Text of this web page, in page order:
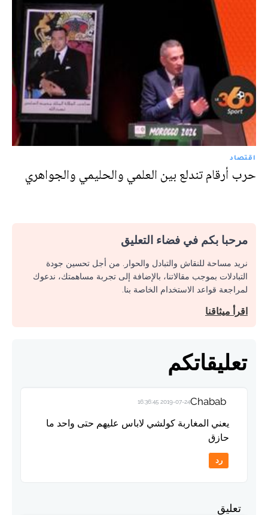
اقتصاد
حرب أرقام تندلع بين العلمي والحليمي والجواهري
مرحبا بكم في فضاء التعليق
نريد مساحة للنقاش والتبادل والحوار. من أجل تحسين جودة
التبادلات بموجب مقالاتنا، بالإضافة إلى تجربة مساهمتك، ندعوك
لمراجعة قواعد الاستخدام الخاصة بنا.
اقرأ ميثاقنا
تعليقاتكم
Chabab
2019-07-24 16:36:45
يعني المغاربة كولشي لاباس عليهم حتى واحد ما
حازق
رد
تعليق